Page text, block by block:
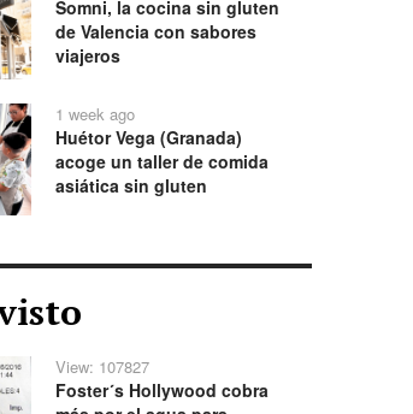
Somni, la cocina sin gluten
de Valencia con sabores
viajeros
1 week ago
Huétor Vega (Granada)
acoge un taller de comida
asiática sin gluten
View: 107827
Foster´s Hollywood cobra